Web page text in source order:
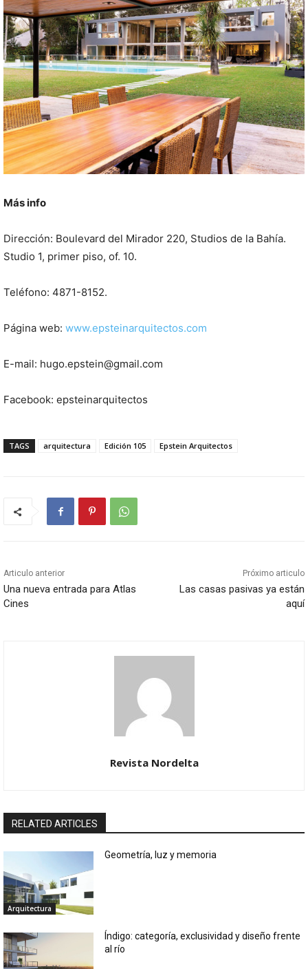
Más info
Dirección: Boulevard del Mirador 220, Studios de la Bahía.
Studio 1, primer piso, of. 10.
Teléfono: 4871-8152.
Página web: www.epsteinarquitectos.com
E-mail: hugo.epstein@gmail.com
Facebook: epsteinarquitectos
TAGS arquitectura Edición 105 Epstein Arquitectos
Articulo anterior
Una nueva entrada para Atlas
Cines
Próximo articulo
Las casas pasivas ya están
aquí
Revista Nordelta
RELATED ARTICLES
Arquitectura
Geometría, luz y memoria
Índigo: categoría, exclusividad y diseño frente
al río